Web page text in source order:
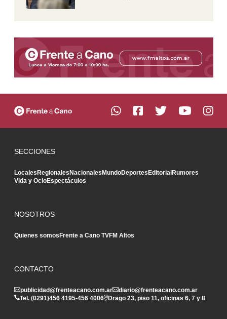
SECCIONES
LocalesRegionalesNacionalesMundoDeportesEditorialRumores
Vida y OcioEspectáculos
NOSOTROS
Quienes somosFrente a Cano TVFM Altos
CONTACTO
publicidad@frenteacano.com.ar
diario@frenteacano.com.ar
Tel. (0291)456 4195-456 4006 Drago 23, piso 11, oficinas 6, 7 y 8